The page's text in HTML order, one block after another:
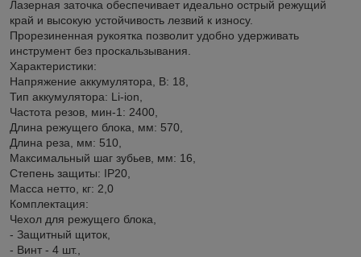
Лазерная заточка обеспечивает идеально острый режущий
край и высокую устойчивость лезвий к износу.
Прорезиненная рукоятка позволит удобно удерживать
инструмент без проскальзывания.
Характеристики:
Напряжение аккумулятора, В: 18,
Тип аккумулятора: Li-ion,
Частота резов, мин-1: 2400,
Длина режущего блока, мм: 570,
Длина реза, мм: 510,
Максимальный шаг зубьев, мм: 16,
Степень защиты: IP20,
Масса нетто, кг: 2,0
Комплектация:
Чехол для режущего блока,
- Защитный щиток,
- Винт - 4 шт.,